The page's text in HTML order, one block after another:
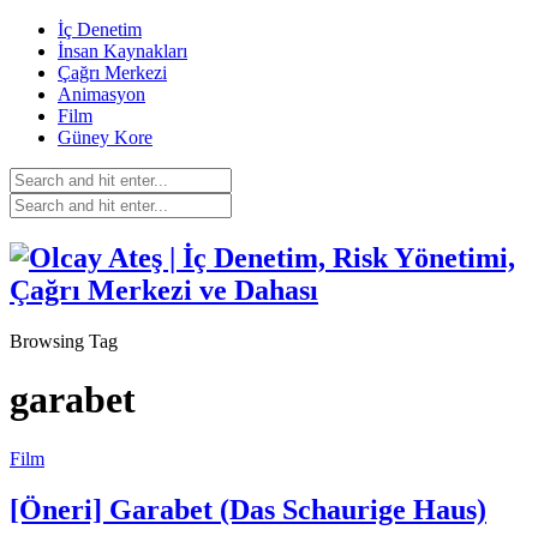
İç Denetim
İnsan Kaynakları
Çağrı Merkezi
Animasyon
Film
Güney Kore
Browsing Tag
garabet
Film
[Öneri] Garabet (Das Schaurige Haus)